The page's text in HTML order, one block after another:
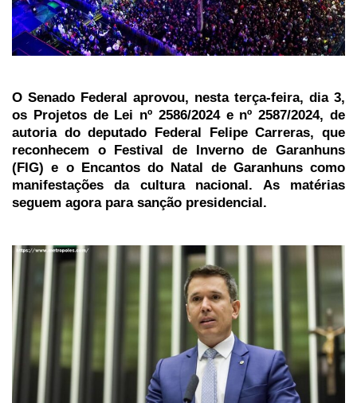
O Senado Federal aprovou, nesta terça-feira, dia 3,
os Projetos de Lei nº 2586/2024 e nº 2587/2024, de
autoria do deputado Federal Felipe Carreras, que
reconhecem o Festival de Inverno de Garanhuns
(FIG) e o Encantos do Natal de Garanhuns como
manifestações da cultura nacional. As matérias
seguem agora para sanção presidencial.